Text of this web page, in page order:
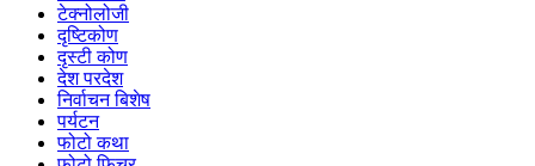
टेक्नोलोजी
दृष्टिकोण
दृस्टी कोण
देश परदेश
निर्वाचन बिशेष
पर्यटन
फोटो कथा